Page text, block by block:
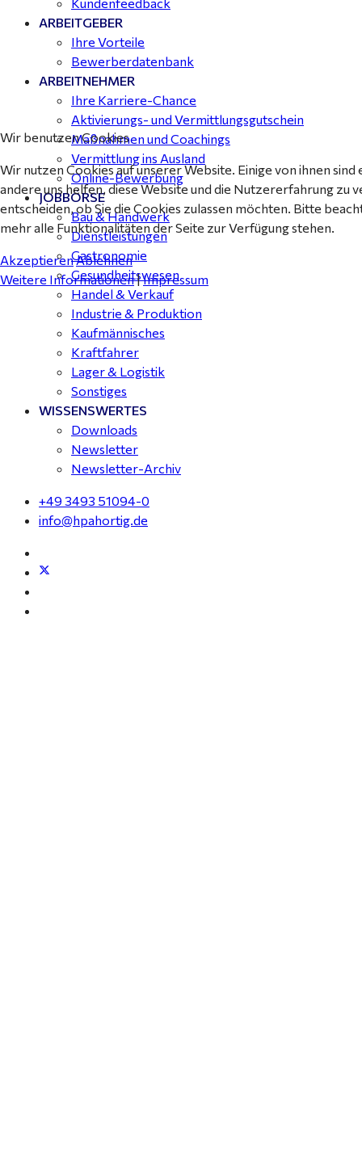
ARBEITGEBER
Ihre Vorteile
Bewerberdatenbank
ARBEITNEHMER
Ihre Karriere-Chance
Aktivierungs- und Vermittlungsgutschein
Maßnahmen und Coachings
Vermittlung ins Ausland
Online-Bewerbung
JOBBÖRSE
Bau & Handwerk
Dienstleistungen
Gastronomie
Gesundheitswesen
Handel & Verkauf
Industrie & Produktion
Kaufmännisches
Kraftfahrer
Lager & Logistik
Sonstiges
WISSENSWERTES
Downloads
Newsletter
Newsletter-Archiv
+49 3493 51094-0
info@hpahortig.de
Wir benutzen Cookies
Wir nutzen Cookies auf unserer Website. Einige von ihnen
andere uns helfen, diese Website und die Nutzererfahrung zu
entscheiden, ob Sie die Cookies zulassen möchten. Bitte
mehr alle Funktionalitäten der Seite zur Verfügung stehen.
AkzeptierenAblehnen
Weitere Informationen|Impressum